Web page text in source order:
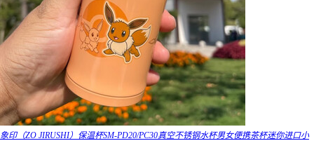
象印（ZO JIRUSHI）保温杯SM-PD20/PC30真空不锈钢水杯男女便携茶杯迷你进口小